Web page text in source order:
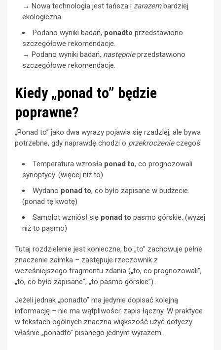
→ Nowa technologia jest tańsza i zarazembardziej
ekologiczna.
Podano wyniki badań, ponadto przedstawiono
szczegółowe rekomendacje.
→ Podano wyniki badań, następnieprzedstawiono
szczegółowe rekomendacje.
Kiedy „ponad to” będzie
poprawne?
„Ponad to” jako dwa wyrazy pojawia się rzadziej, ale bywa
potrzebne, gdy naprawdę chodzi o przekroczenieczegoś:
Temperatura wzrosła ponad to, co prognozowali
synoptycy. (więcej niż to)
Wydano ponad to, co było zapisane w budżecie.
(ponad tę kwotę)
Samolot wzniósł się ponad to pasmo górskie. (wyżej
niż to pasmo)
Tutaj rozdzielenie jest konieczne, bo „to” zachowuje pełne
znaczenie zaimka – zastępuje rzeczownik z
wcześniejszego fragmentu zdania („to, co prognozowali”,
„to, co było zapisane”, „to pasmo górskie”).
Jeżeli jednak „ponadto” ma jedynie dopisać kolejną
informację – nie ma wątpliwości: zapis łączny. W praktyce
w tekstach ogólnych znaczna większość użyć dotyczy
właśnie „ponadto” pisanego jednym wyrazem.